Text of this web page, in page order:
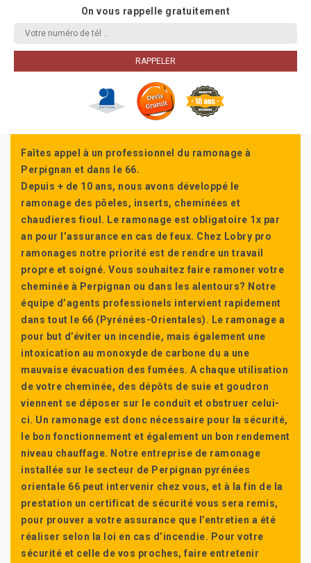
On vous rappelle gratuitement
Faîtes appel à un professionnel du ramonage à
Perpignan et dans le 66.
Depuis + de 10 ans, nous avons développé le
ramonage des pôeles, inserts, cheminées et
chaudieres fioul. Le ramonage est obligatoire 1x par
an pour l’assurance en cas de feux. Chez Lobry pro
ramonages notre priorité est de rendre un travail
propre et soigné. Vous souhaitez faire ramoner votre
cheminée à Perpignan ou dans les alentours? Notre
équipe d’agents professionels intervient rapidement
dans tout le 66 (Pyrénées-Orientales). Le ramonage a
pour but d’éviter un incendie, mais également une
intoxication au monoxyde de carbone du a une
mauvaise évacuation des fumées. A chaque utilisation
de votre cheminée, des dépôts de suie et goudron
viennent se déposer sur le conduit et obstruer celui-
ci. Un ramonage est donc nécessaire pour la sécurité,
le bon fonctionnement et également un bon rendement
niveau chauffage. Notre entreprise de ramonage
installée sur le secteur de Perpignan pyrénées
orientale 66 peut intervenir chez vous, et à la fin de la
prestation un certificat de sécurité vous sera remis,
pour prouver a votre assurance que l’entretien a été
réaliser selon la loi en cas d’incendie. Pour votre
sécurité et celle de vos proches, faire entretenir